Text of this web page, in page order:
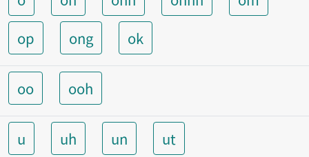
op
ong ok
oo ooh
u uh un ut